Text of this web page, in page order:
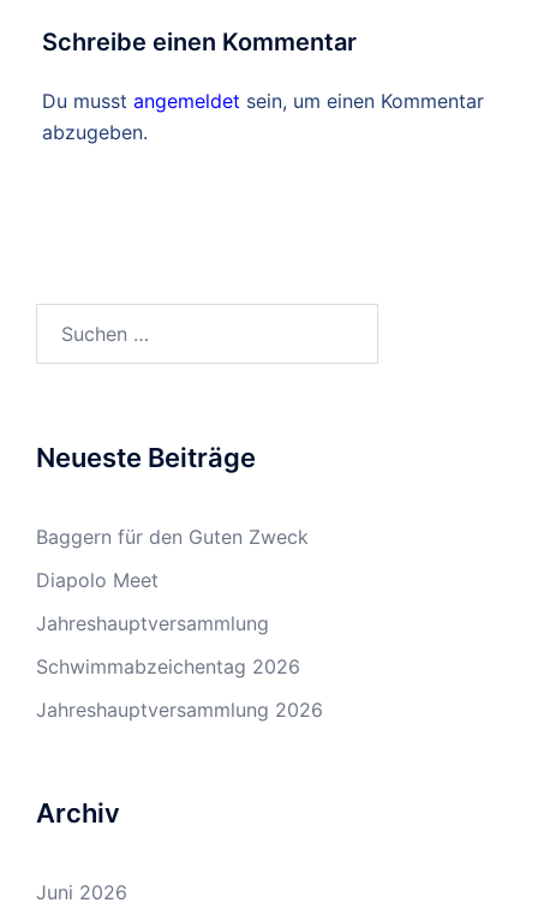
Schreibe einen Kommentar
Du musst angemeldet sein, um einen Kommentar
abzugeben.
Neueste Beiträge
Baggern für den Guten Zweck
Diapolo Meet
Jahreshauptversammlung
Schwimmabzeichentag 2026
Jahreshauptversammlung 2026
Archiv
Juni 2026